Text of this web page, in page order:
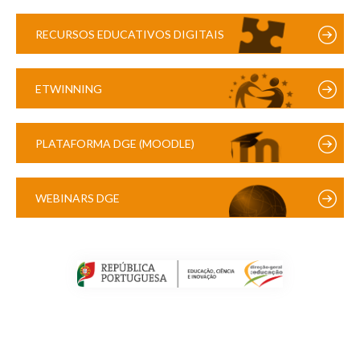
RECURSOS EDUCATIVOS DIGITAIS
ETWINNING
PLATAFORMA DGE (MOODLE)
WEBINARS DGE